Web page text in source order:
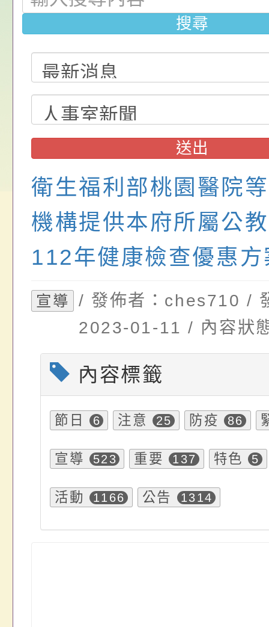
名參加，請查照
電影營」、「祖孫樂
「愛『原原』不絕-
樂會」、「邁向下一
列講座及成長團體
員會函釋公務員留職
赴陸應申請許可一案
中興國民小學115學
期第1次第7-9招代課
甄選公告
本校「115學年度國
校課程計畫」核定一
轉知教育部國民及學
辦理「115年度教育
前教育署辦理性別平
置課程與教學人才庫
畫」一案， 請教師
請，請查照。
公告:桃園市政府腸
施問答集
轉知:桃園市交通局
減碳存摺2.0」全民
桃園市政府家庭教育
年度祖孫樂淘桃－祖
祝活動」海報電子檔
位協助鼓勵所屬同仁
關（構）、學校、民
名參加，請查照
轉知有關銓敘部建置
員退休所得重審後實
算器」，公立學校退
亦可利用
搜尋
送出
衛生福利部桃園醫院
機構提供本府所屬公
112年健康檢查優惠
宣導
/ 發佈者：ches710 /
2023-01-11 / 內容狀
內容標籤
節日 6 注意 25 防疫 86
宣導 523 重要 137 特色 5
活動 1166 公告 1314